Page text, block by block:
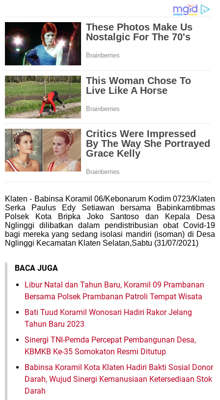
Klaten - Babinsa Koramil 06/Kebonarum Kodim 0723/Klaten
Serka Paulus Edy Setiawan bersama Babinkamtibmas
Polsek Kota Bripka Joko Santoso dan Kepala Desa
Nglinggi dilibatkan dalam pendistribusian obat Covid-19
bagi mereka yang sedang isolasi mandiri (isoman) di Desa
Nglinggi Kecamatan Klaten Selatan,Sabtu (31/07/2021)
BACA JUGA
Libur Natal dan Tahun Baru, Koramil 09 Prambanan
Bersama Polsek Prambanan Patroli Tempat Wisata
Bati Tuud Koramil Wonosari Hadiri Rakor Jelang
Tahun Baru 2023
Sinergi TNI-Pemda Percepat Pembangunan Desa,
KBMKB Ke-35 Somokaton Resmi Ditutup
Babinsa Koramil Kota Klaten Hadiri Bakti Sosial Donor
Darah, Wujud Sinergi Kemanusiaan Ketersediaan Stok
Darah